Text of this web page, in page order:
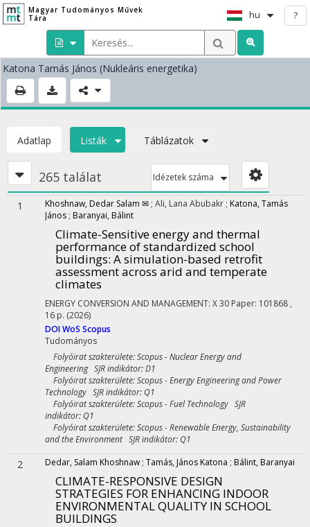
Magyar Tudományos Művek
Tára
hu ?
Katona Tamás János (Nukleáris energetika)
Adatlap Listák Táblázatok
265 találat Idézetek száma
1 Khoshnaw, Dedar Salam ✉ ; Ali, Lana Abubakr ; Katona, Tamás
János ; Baranyai, Bálint
Climate-Sensitive energy and thermal
performance of standardized school
buildings: A simulation-based retrofit
assessment across arid and temperate
climates
ENERGY CONVERSION AND MANAGEMENT: X30 Paper: 101868 ,
16 p. (2026)
DOIWoS Scopus
Tudományos
Folyóirat szakterülete: Scopus - Nuclear Energy and
Engineering SJR indikátor: D1
Folyóirat szakterülete: Scopus - Energy Engineering and Power
Technology SJR indikátor: Q1
Folyóirat szakterülete: Scopus - Fuel Technology SJR
indikátor: Q1
Folyóirat szakterülete: Scopus - Renewable Energy, Sustainability
and the Environment SJR indikátor: Q1
2 Dedar, Salam Khoshnaw ; Tamás, János Katona ; Bálint, Baranyai
CLIMATE-RESPONSIVE DESIGN
STRATEGIES FOR ENHANCING INDOOR
ENVIRONMENTAL QUALITY IN SCHOOL
BUILDINGS